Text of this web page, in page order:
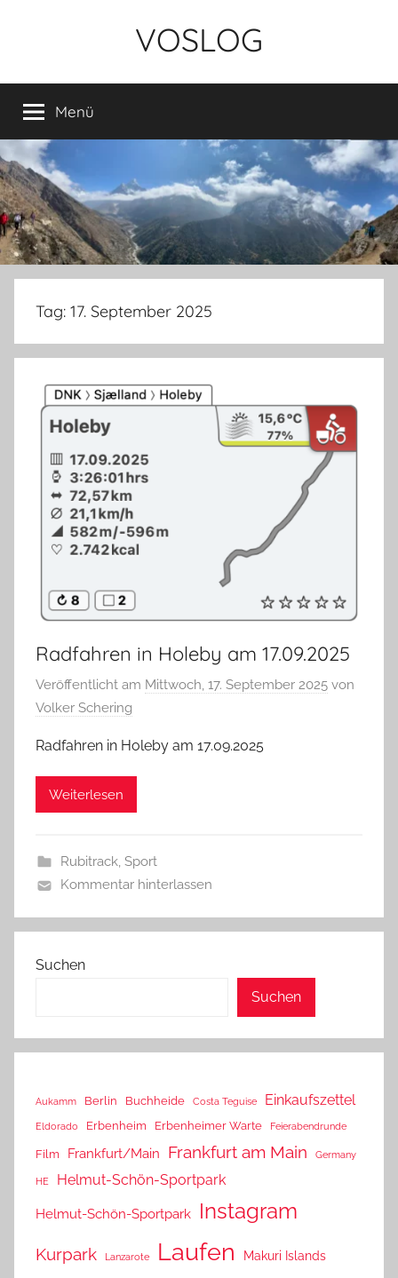
VOSLOG
Menü
Tag: 17. September 2025
Radfahren in Holeby am 17.09.2025
Veröffentlicht am Mittwoch, 17. September 2025 von
Volker Schering
Radfahren in Holeby am 17.09.2025
Weiterlesen
Rubitrack, Sport
Kommentar hinterlassen
Suchen
Suchen
Aukamm Berlin Buchheide Costa Teguise Einkaufszettel
Eldorado Erbenheim Erbenheimer Warte Feierabendrunde
Film Frankfurt/Main Frankfurt am Main Germany
HE Helmut-Schön-Sportpark
Helmut-Schön-Sportpark Instagram
Kurpark Lanzarote Laufen Makuri Islands